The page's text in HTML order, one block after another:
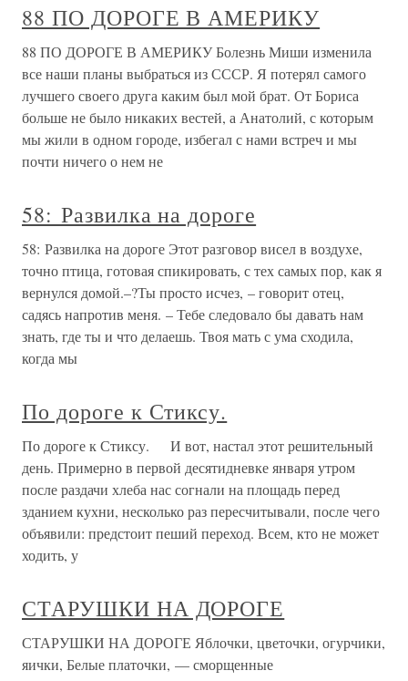
88 ПО ДОРОГЕ В АМЕРИКУ
88 ПО ДОРОГЕ В АМЕРИКУ Болезнь Миши изменила
все наши планы выбраться из СССР. Я потерял самого
лучшего своего друга каким был мой брат. От Бориса
больше не было никаких вестей, а Анатолий, с которым
мы жили в одном городе, избегал с нами встреч и мы
почти ничего о нем не
58: Развилка на дороге
58: Развилка на дороге Этот разговор висел в воздухе,
точно птица, готовая спикировать, с тех самых пор, как я
вернулся домой.–?Ты просто исчез, – говорит отец,
садясь напротив меня. – Тебе следовало бы давать нам
знать, где ты и что делаешь. Твоя мать с ума сходила,
когда мы
По дороге к Стиксу.
По дороге к Стиксу. И вот, настал этот решительный
день. Примерно в первой десятидневке января утром
после раздачи хлеба нас согнали на площадь перед
зданием кухни, несколько раз пересчитывали, после чего
объявили: предстоит пеший переход. Всем, кто не может
ходить, у
СТАРУШКИ НА ДОРОГЕ
СТАРУШКИ НА ДОРОГЕ Яблочки, цветочки, огурчики,
яички, Белые платочки, — сморщенные